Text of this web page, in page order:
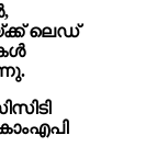
ലെഡ്
എപി